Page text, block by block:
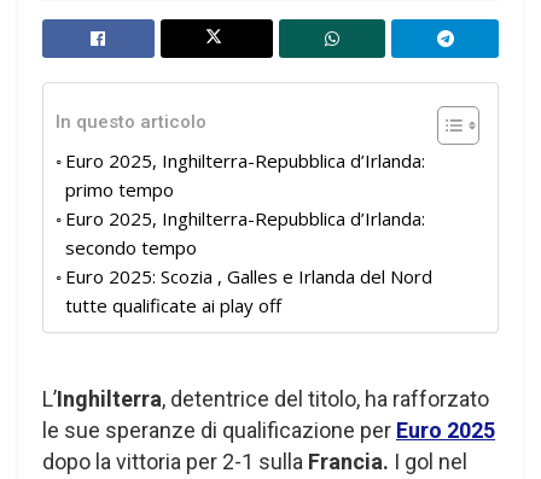
In questo articolo
Euro 2025, Inghilterra-Repubblica d’Irlanda:
primo tempo
Euro 2025, Inghilterra-Repubblica d’Irlanda:
secondo tempo
Euro 2025: Scozia , Galles e Irlanda del Nord
tutte qualificate ai play off
L’Inghilterra, detentrice del titolo, ha rafforzato
le sue speranze di qualificazione per Euro 2025
dopo la vittoria per 2-1 sulla Francia. I gol nel